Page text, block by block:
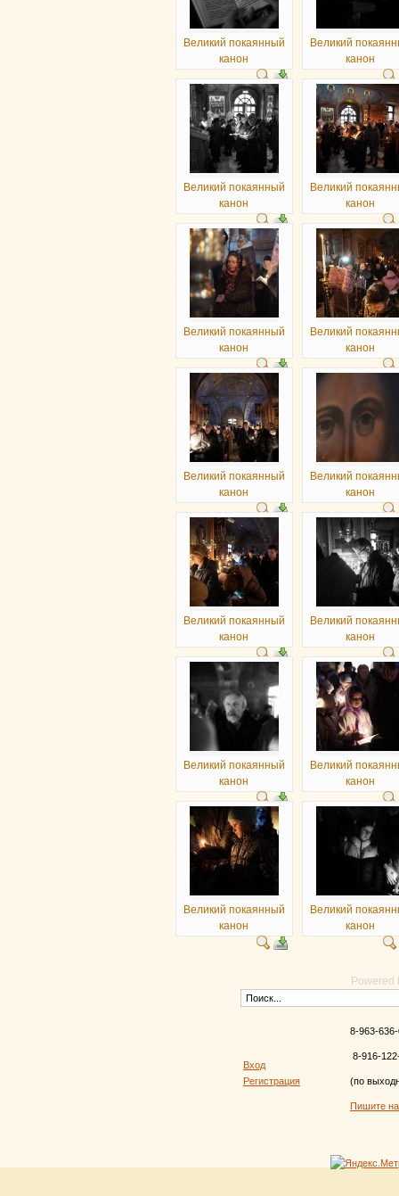
Великий покаянный
канон
Великий
канон
Великий покаянный
канон
Великий
канон
Великий покаянный
канон
Великий
канон
Великий покаянный
канон
Великий
канон
Великий покаянный
канон
Великий
канон
Великий покаянный
канон
Великий
канон
Великий покаянный
канон
Великий
канон
Powered
Вход
Регистрация
8-963-
8-916-
(по
Пишите